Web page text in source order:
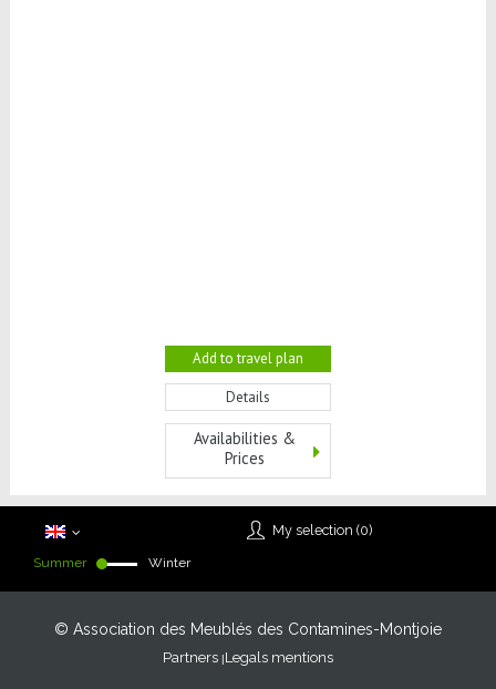
Add to travel plan
Details
Availabilities &
Prices
My selection (0)
Summer Winter
© Association des Meublés des Contamines-Montjoie
Partners Legals mentions